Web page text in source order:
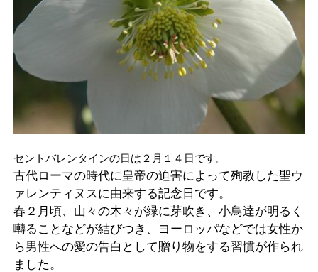
セントバレンタインの日は２月１４日です。
古代ローマの時代に皇帝の迫害によって殉教した聖ウ
ァレンティヌスに由来する記念日です。
春２月頃、山々の木々が緑に芽吹き、小鳥達が明るく
囀ることなどが結びつき、ヨーロッパなどでは女性か
ら男性への愛の告白として贈り物をする習慣が作られ
ました。